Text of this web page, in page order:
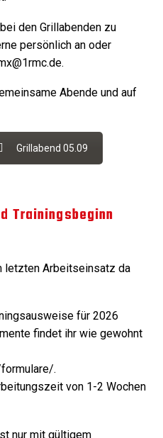
den Grillabenden zu
persönlich an oder
Abende und auf
Grillabend 05.09
Trainingsbeginn
letzten Arbeitseinsatz da
für 2026
findet ihr wie gewohnt
.
von 1-2 Wochen
nur mit gültigem